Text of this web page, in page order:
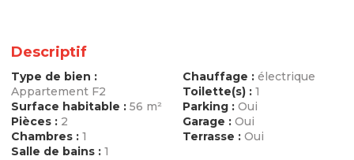
Descriptif
Type de bien :
Appartement F2
Surface habitable : 56 m²
Pièces : 2
Chambres : 1
Salle de bains : 1
Chauffage : électrique
Toilette(s) : 1
Parking : Oui
Garage : Oui
Terrasse : Oui